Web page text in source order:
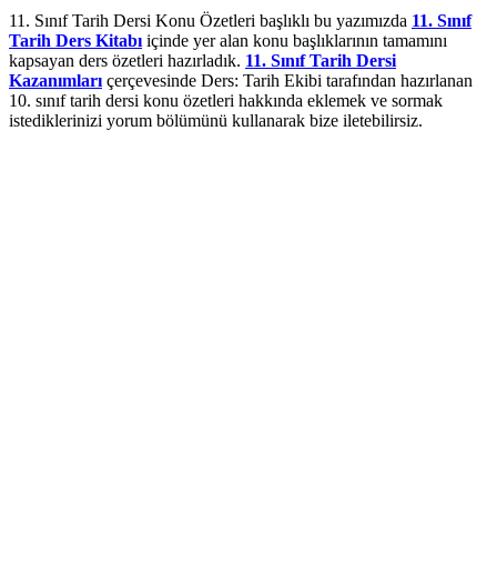
11. Sınıf Tarih Dersi Konu Özetleri başlıklı bu yazımızda 11. Sınıf
Tarih Ders Kitabıiçinde yer alan konu başlıklarının tamamını
kapsayan ders özetleri hazırladık. 11. Sınıf Tarih Dersi
Kazanımlarıçerçevesinde Ders: Tarih Ekibi tarafından hazırlanan
10. sınıf tarih dersi konu özetleri hakkında eklemek ve sormak
istediklerinizi yorum bölümünü kullanarak bize iletebilirsiz.